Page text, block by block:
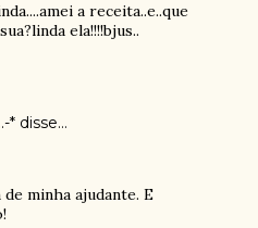
a receita..e..que
ela!!!!bjus..
* disse…
minha ajudante. E